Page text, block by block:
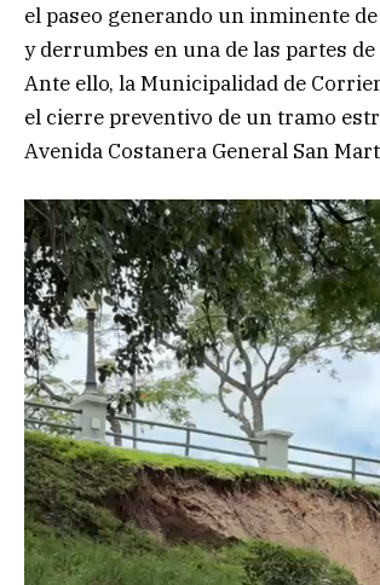
el paseo generando un inminente
y derrumbes en una de las partes
Ante ello, la Municipalidad de
el cierre preventivo de un tramo
Avenida Costanera General San